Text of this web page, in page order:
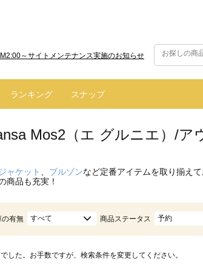
～サイトメンテナンス実施のお知らせ
ランキング スナップ
Mos2（エ グルニエ）/ア
ャケット ブルゾンなど定番アイテムを取り揃え
商品も充実！
の有無 すべて 商品ステータス 予約
した。お手数ですが、検索条件を変更してください。